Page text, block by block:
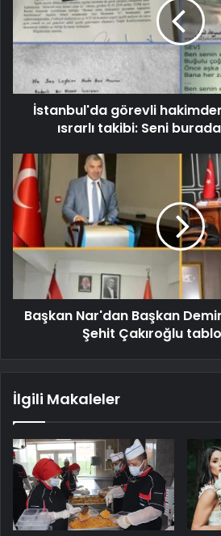
İstanbul'da görevli
ısrarlı takibi: Seni
Başkan Nar'dan Başkan
Şehit Çakıroğlu
İlgili Makaleler